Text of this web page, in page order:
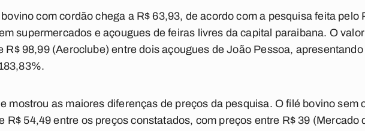
com cordão chega a R$ 63,93, de acordo com a pesquisa feita pelo
supermercados e açougues de feiras livres da capital paraibana. O
R$ 98,99 (Aeroclube) entre dois açougues de João Pessoa,
mostrou as maiores diferenças de preços da pesquisa. O filé bovino sem
R$ 54,49 entre os preços constatados, com preços entre R$ 39 (Mercado